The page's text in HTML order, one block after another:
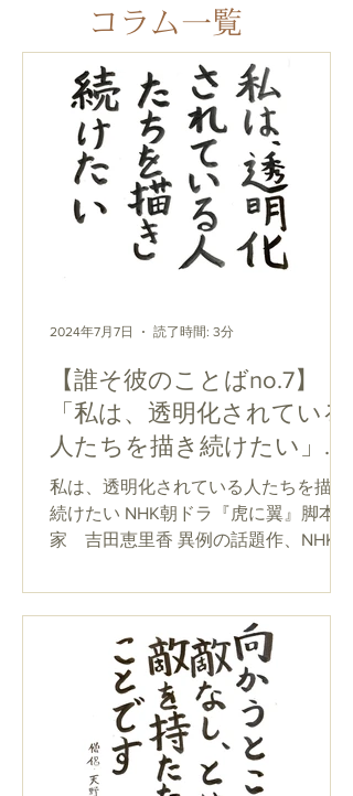
コラム一覧
【誰そ彼のことばno.7】
「私は、透明化されている
人たちを描き続けたい」
【仏教コラム】
私は、透明化されている人たちを描き
続けたい NHK朝ドラ『虎に翼』脚本
家 吉田恵里香 異例の話題作、NHK連
覧になっている方は多いでしょう。か
くいう私（厳念寺の若坊守）も毎朝、
胸を揺さぶられながら観ている一人で
2024年7月7日 読了時間: 3分